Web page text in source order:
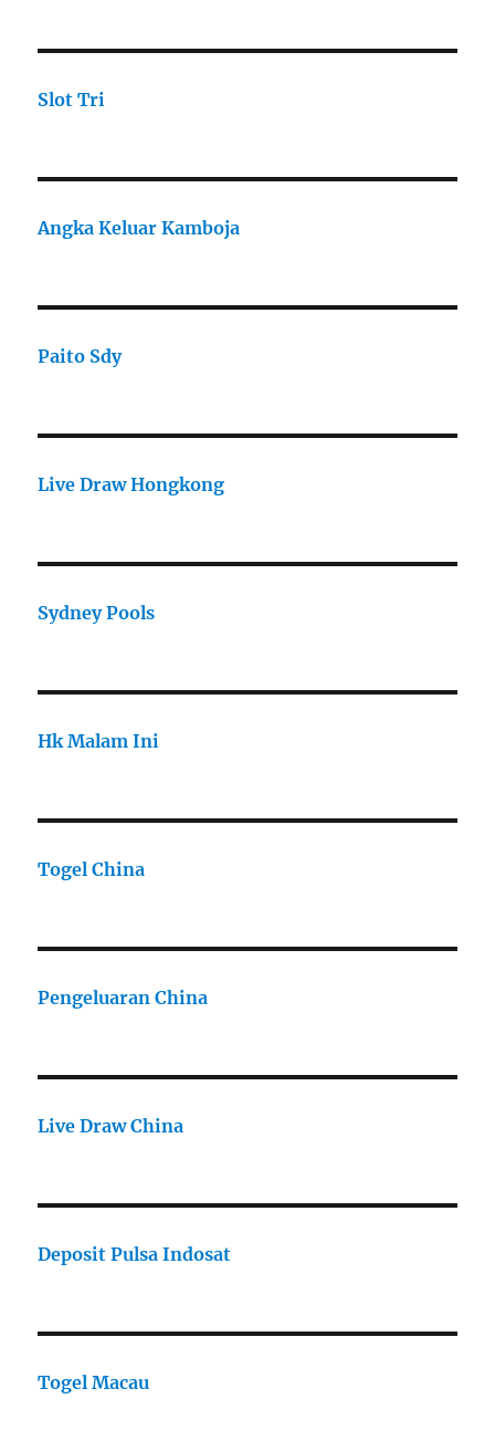
Slot Tri
Angka Keluar Kamboja
Paito Sdy
Live Draw Hongkong
Sydney Pools
Hk Malam Ini
Togel China
Pengeluaran China
Live Draw China
Deposit Pulsa Indosat
Togel Macau